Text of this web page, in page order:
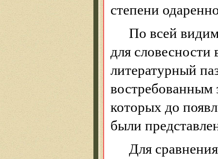
степени
По всей
для словесности
литературный
востребованным
которых до
были
Для